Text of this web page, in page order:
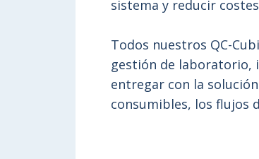
sistema y reducir
Todos nuestros QC-
gestión de laboratorio,
entregar con la solución
consumibles, los flujos